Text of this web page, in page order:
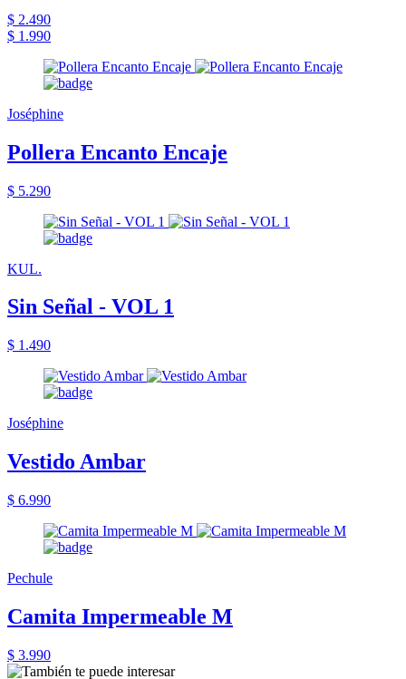
$ 2.490
$ 1.990
Joséphine
Pollera Encanto Encaje
$ 5.290
KUL.
Sin Señal - VOL 1
$ 1.490
Joséphine
Vestido Ambar
$ 6.990
Pechule
Camita Impermeable M
$ 3.990